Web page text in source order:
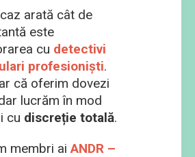
arată cât de
este
cu detectivi
profesioniști.
că oferim dovezi
lucrăm în mod
cu discreție totală.
membri aiANDR –